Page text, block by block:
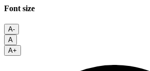
Font size
A-
A
A+